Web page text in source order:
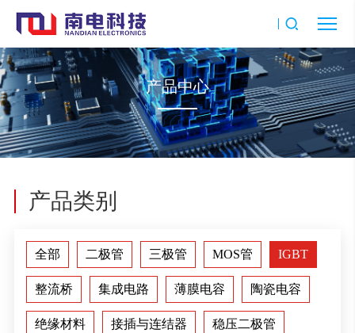
产品中心
产品类别
全部 二极管 三极管 MOS管 IGBT
整流桥 集成电路 薄膜电容 陶瓷电容
绝缘材料 接插与连结器 稳压二极管